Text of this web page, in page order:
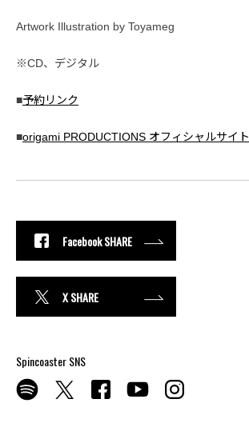
Artwork Illustration by Toyameg
※CD、デジタル
■予約リンク
■origami PRODUCTIONS オフィシャルサイト
Facebook SHARE
X SHARE
Spincoaster SNS